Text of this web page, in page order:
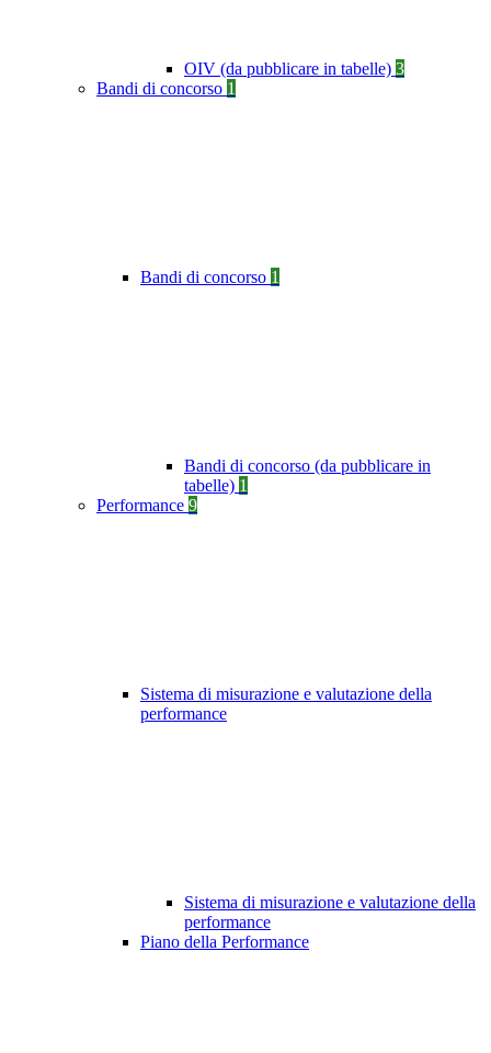
OIV (da pubblicare in tabelle) 3
Bandi di concorso 1
Bandi di concorso 1
Bandi di concorso (da pubblicare in
tabelle) 1
Performance 9
Sistema di misurazione e valutazione della
performance
Sistema di misurazione e valutazione della
performance
Piano della Performance